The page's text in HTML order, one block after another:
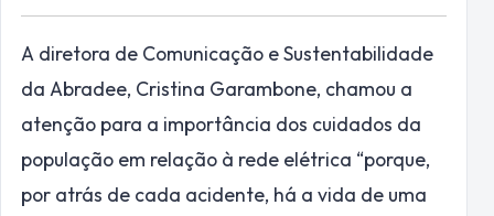
A diretora de Comunicação e Sustentabilidade
da Abradee, Cristina Garambone, chamou a
atenção para a importância dos cuidados da
população em relação à rede elétrica “porque,
por atrás de cada acidente, há a vida de uma